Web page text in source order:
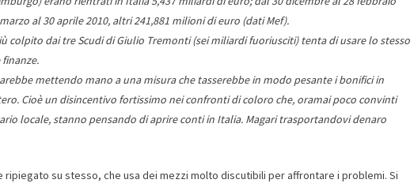
al 30 aprile 2010, altri 241,881 milioni di euro (dati Mef).
colpito dai tre Scudi di Giulio Tremonti (sei miliardi fuoriusciti) tenta di usare lo stesso
mettendo mano a una misura che tasserebbe in modo pesante i bonifici in
Cioè un disincentivo fortissimo nei confronti di coloro che, oramai poco convinti
locale, stanno pensando di aprire conti in Italia. Magari trasportandovi denaro
ripiegato su stesso, che usa dei mezzi molto discutibili per affrontare i problemi. Si